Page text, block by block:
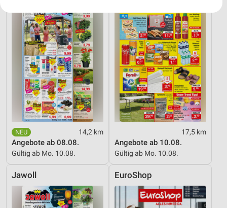
14,2 km
Angebote ab 08.08.
Gültig ab Mo. 10.08.
17,5 km
Angebote ab 10.08.
Gültig ab Mo. 10.08.
Jawoll EuroShop
Website/App.
Partnerliste anzeigen (1 IAB-Anbieter)
Wir nutzen Ihre Daten für folgende Zwecke:
IAB-Verarbeitungszwecke:
Speichern von oder Zugriff auf Informationen
auf einem Endgerät
Verwendung reduzierter Daten zur Auswahl von
Werbeanzeigen
Erstellung von Profilen für personalisierte
Werbung
Verwendung von Profilen zur Auswahl
Erstellung von Profilen zur Personalisierung
von Inhalten